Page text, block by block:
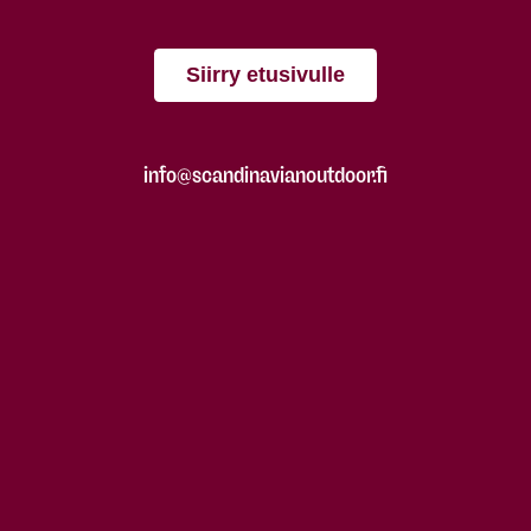
Siirry etusivulle
info@scandinavianoutdoor.fi